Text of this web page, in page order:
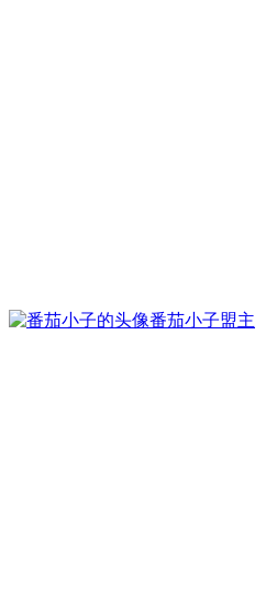
番茄小子盟主